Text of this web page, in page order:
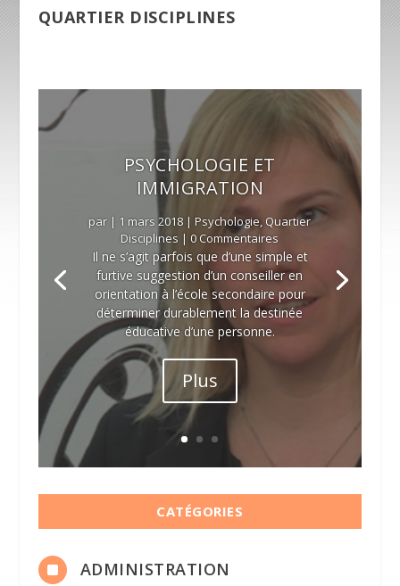
QUARTIER DISCIPLINES
PSYCHOLOGIE ET
IMMIGRATION
par | 1 mars 2018 |Psychologie,Quartier
Disciplines | 0 Commentaires
Il ne s’agit parfois que d’une simple et
furtive suggestion d’un conseiller en
orientation à l’école secondaire pour
déterminer durablement la destinée
éducative d’une personne.
Plus
CATÉGORIES
 ADMINISTRATION